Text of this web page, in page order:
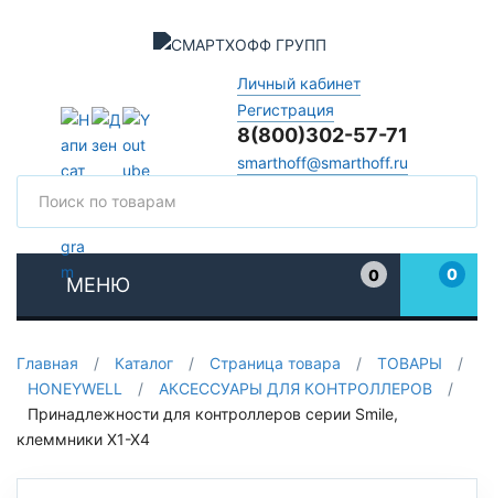
Личный кабинет
Регистрация
8(800)302-57-71
smarthoff@smarthoff.ru
МЕНЮ
0
0
Главная / Каталог / Страница товара / ТОВАРЫ
/
HONEYWELL
/ АКСЕССУАРЫ ДЛЯ КОНТРОЛЛЕРОВ
/
Принадлежности для контроллеров серии Smile,
клеммники Х1-Х4